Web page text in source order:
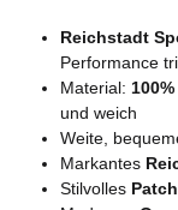
Reichstadt
Performance
Material:
und weich
Weite,
Markantes
Stilvolles